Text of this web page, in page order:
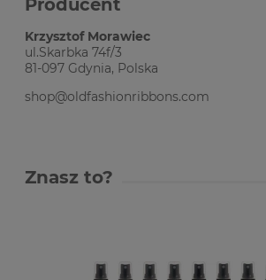
Producent
Krzysztof Morawiec
ul.Skarbka 74f/3
81-097 Gdynia, Polska
shop@oldfashionribbons.com
Znasz to?